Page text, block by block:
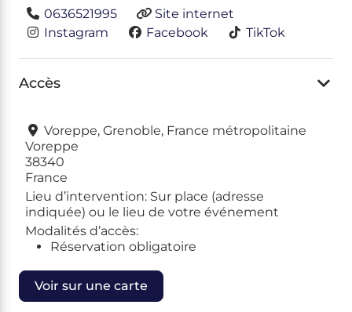
0636521995
Site internet
Instagram
Facebook TikTok
Accès
Voreppe, Grenoble, France métropolitaine
Voreppe
38340
France
Lieu d’intervention: Sur place (adresse
indiquée) ou le lieu de votre événement
Modalités d’accès:
Réservation obligatoire
Voir sur une carte